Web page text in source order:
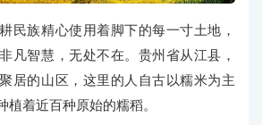
民族精心使用着脚下的每一寸土地，
凡智慧，无处不在。贵州省从江县，
居的山区，这里的人自古以糯米为主
植着近百种原始的糯稻。